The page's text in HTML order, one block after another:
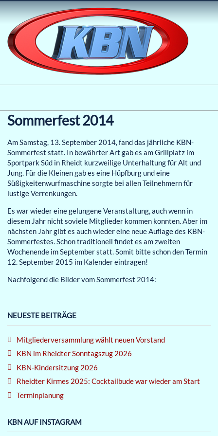
Sommerfest 2014
Am Samstag, 13. September 2014, fand das jährliche KBN-
Sommerfest statt. In bewährter Art gab es am Grillplatz im
Sportpark Süd in Rheidt kurzweilige Unterhaltung für Alt und
Jung. Für die Kleinen gab es eine Hüpfburg und eine
Süßigkeitenwurfmaschine sorgte bei allen Teilnehmern für
lustige Verrenkungen.
Es war wieder eine gelungene Veranstaltung, auch wenn in
diesem Jahr nicht soviele Mitglieder kommen konnten. Aber im
nächsten Jahr gibt es auch wieder eine neue Auflage des KBN-
Sommerfestes. Schon traditionell findet es am zweiten
Wochenende im September statt. Somit bitte schon den Termin
12. September 2015 im Kalender eintragen!
Nachfolgend die Bilder vom Sommerfest 2014:
NEUESTE BEITRÄGE
Mitgliederversammlung wählt neuen Vorstand
KBN im Rheidter Sonntagszug 2026
KBN-Kindersitzung 2026
Rheidter Kirmes 2025: Cocktailbude war wieder am Start
Terminplanung
KBN AUF INSTAGRAM